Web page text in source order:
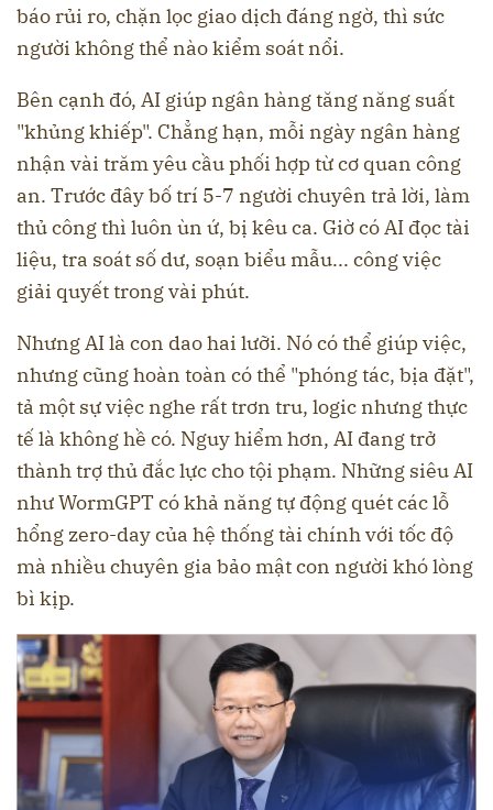
báo rủi ro, chặn lọc giao dịch đáng ngờ, thì sức
người không thể nào kiểm soát nổi.
Bên cạnh đó, AI giúp ngân hàng tăng năng suất
"khủng khiếp". Chẳng hạn, mỗi ngày ngân hàng
nhận vài trăm yêu cầu phối hợp từ cơ quan công
an. Trước đây bố trí 5-7 người chuyên trả lời, làm
thủ công thì luôn ùn ứ, bị kêu ca. Giờ có AI đọc tài
liệu, tra soát số dư, soạn biểu mẫu... công việc
giải quyết trong vài phút.
Nhưng AI là con dao hai lưỡi. Nó có thể giúp việc,
nhưng cũng hoàn toàn có thể "phóng tác, bịa đặt",
tả một sự việc nghe rất trơn tru, logic nhưng thực
tế là không hề có. Nguy hiểm hơn, AI đang trở
thành trợ thủ đắc lực cho tội phạm. Những siêu AI
như WormGPT có khả năng tự động quét các lỗ
hổng zero-day của hệ thống tài chính với tốc độ
mà nhiều chuyên gia bảo mật con người khó lòng
bì kịp.